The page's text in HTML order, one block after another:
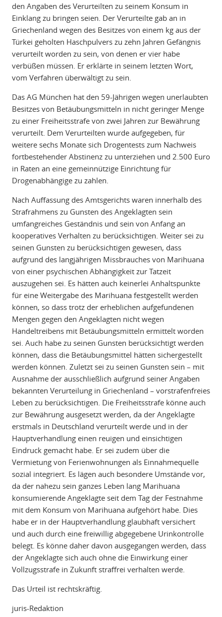
den Angaben des Verurteilten zu seinem Konsum in
Einklang zu bringen seien. Der Verurteilte gab an in
Griechenland wegen des Besitzes von einem kg aus der
Türkei geholten Haschpulvers zu zehn Jahren Gefängnis
verurteilt worden zu sein, von denen er vier habe
verbüßen müssen. Er erklärte in seinem letzten Wort,
vom Verfahren überwältigt zu sein.
Das AG München hat den 59-Jährigen wegen unerlaubten
Besitzes von Betäubungsmitteln in nicht geringer Menge
zu einer Freiheitsstrafe von zwei Jahren zur Bewährung
verurteilt. Dem Verurteilten wurde aufgegeben, für
weitere sechs Monate sich Drogentests zum Nachweis
fortbestehender Abstinenz zu unterziehen und 2.500 Euro
in Raten an eine gemeinnützige Einrichtung für
Drogenabhängige zu zahlen.
Nach Auffassung des Amtsgerichts waren innerhalb des
Strafrahmens zu Gunsten des Angeklagten sein
umfangreiches Geständnis und sein von Anfang an
kooperatives Verhalten zu berücksichtigen. Weiter sei zu
seinen Gunsten zu berücksichtigen gewesen, dass
aufgrund des langjährigen Missbrauches von Marihuana
von einer psychischen Abhängigkeit zur Tatzeit
auszugehen sei. Es hätten auch keinerlei Anhaltspunkte
für eine Weitergabe des Marihuana festgestellt werden
können, so dass trotz der erheblichen aufgefundenen
Mengen gegen den Angeklagten nicht wegen
Handeltreibens mit Betäubungsmitteln ermittelt worden
sei. Auch habe zu seinen Gunsten berücksichtigt werden
können, dass die Betäubungsmittel hätten sichergestellt
werden können. Zuletzt sei zu seinen Gunsten sein – mit
Ausnahme der ausschließlich aufgrund seiner Angaben
bekannten Verurteilung in Griechenland – vorstrafenfreies
Leben zu berücksichtigen. Die Freiheitsstrafe könne auch
zur Bewährung ausgesetzt werden, da der Angeklagte
erstmals in Deutschland verurteilt werde und in der
Hauptverhandlung einen reuigen und einsichtigen
Eindruck gemacht habe. Er sei zudem über die
Vermietung von Ferienwohnungen als Einnahmequelle
sozial integriert. Es lägen auch besondere Umstände vor,
da der nahezu sein ganzes Leben lang Marihuana
konsumierende Angeklagte seit dem Tag der Festnahme
mit dem Konsum von Marihuana aufgehört habe. Dies
habe er in der Hauptverhandlung glaubhaft versichert
und auch durch eine freiwillig abgegebene Urinkontrolle
belegt. Es könne daher davon ausgegangen werden, dass
der Angeklagte sich auch ohne die Einwirkung einer
Vollzugsstrafe in Zukunft straffrei verhalten werde.
Das Urteil ist rechtskräftig.
juris-Redaktion